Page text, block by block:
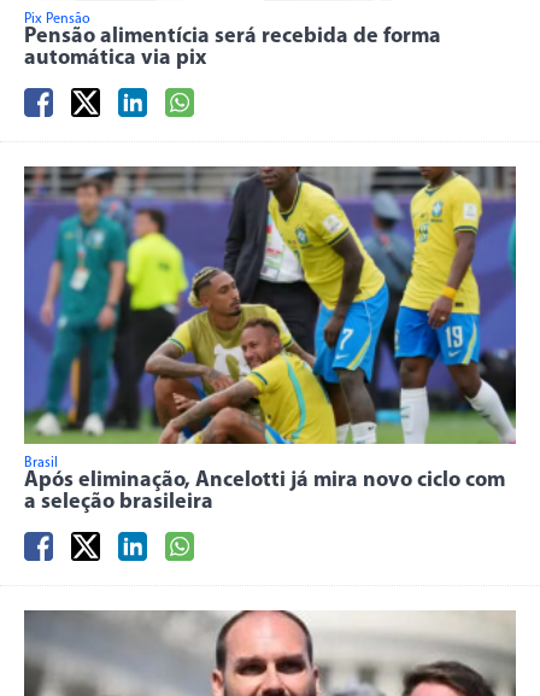
Pix Pensão
Pensão alimentícia será recebida de forma
automática via pix
Brasil
Após eliminação, Ancelotti já mira novo ciclo com
a seleção brasileira